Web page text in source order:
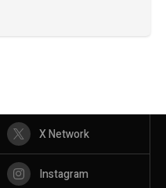
X Network
Instagram